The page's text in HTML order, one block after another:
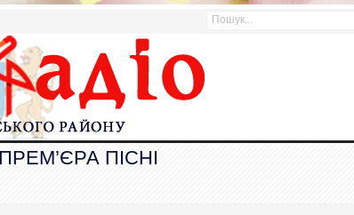
ПРЕМ’ЄРА ПІСНІ